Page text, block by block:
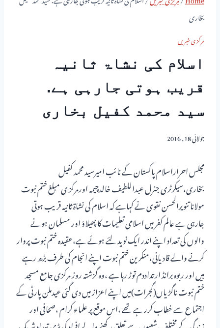
بخاری
مرکزی خبریں
اسلام کی نشاۃ ثانیہ
قریب ہوتی جارہی ہے.
سید محمد کفیل بخاری
جولائی 18, 2016
مجلس احراراسلام پاکستان کے نائب امیرسید محمد کفیل
بخاری،سیکرٹری جنرل عبداللطیف خالدچیمہ اورمرکز ی مبلغ ختم نبوت
مولانا تنویرالحسن نقوی نے کہاہے کہ اسلام کی نشاۃ ثانیہ قریب ہوتی
جارہی ہے عالم کفر میں اسلامی تعلیمات کا پھیلاؤ اور مسلمان ہونے
والوں کی تعداد اپنے اندر ایک نوید لئے ہوئے ہے،عقیدہ ختم نبوت پروار
کرنے والے قادیانی،منکرین ختم نبوت اپنے انجام کی طرف بڑھ رہے
ہیں اور ربوہ برانڈ ارتداددم توڑ رہا ہے ،وہ گزشتہ روز مرکزی جامع مسجد
ختم نبوت ناگڑیاں(گجرات)میں اپنے اعزاز میں دی گئی عیدملن پارٹی کے
اجتماع سے خطاب کررہے تھے ،اس موقع پر علماء کرام ،صحافی اور